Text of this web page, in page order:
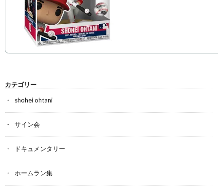
カテゴリー
shohei ohtani
サイン会
ドキュメンタリー
ホームラン集